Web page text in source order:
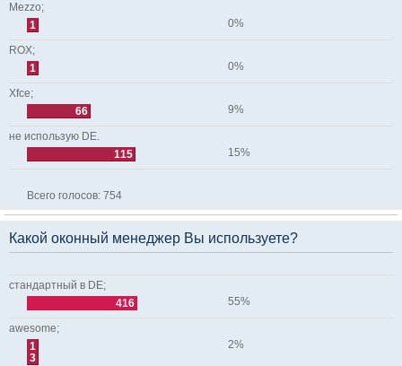
Mezzo;
1
0%
ROX;
1
0%
Xfce;
66
9%
не использую DE.
115
15%
Всего голосов: 754
Какой оконный менеджер Вы используете?
стандартный в DE;
416
55%
awesome;
1
3
2%